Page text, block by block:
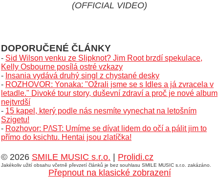
(OFFICIAL VIDEO)
DOPORUČENÉ ČLÁNKY
- Sid Wilson venku ze Slipknot? Jim Root brzdí spekulace,
Kelly Osbourne posílá ostré vzkazy
- Insania vydává druhý singl z chystané desky
- ROZHOVOR: Yonaka: "Ožrali jsme se s Idles a já zvracela v
letadle." Divoké tour story, duševní zdraví a proč je nové album
nejtvrdší
- 15 kapel, který podle nás nesmíte vynechat na letošním
Szigetu!
- Rozhovor: P/\ST: Umíme se dívat lidem do očí a pálit jim to
přímo do ksichtu. Hentai jsou zlatíčka!
© 2026 SMILE MUSIC s.r.o. Prolidi.cz
Jakékoliv užití obsahu včetně převzetí článků je bez souhlasu SMILE MUSIC s.r.o. zakázáno.
Přepnout na klasické zobrazení